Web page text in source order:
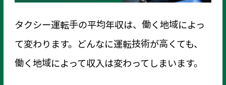
タクシー運転手の平均年収は、働く地域によっ
て変わります。どんなに運転技術が高くても、
働く地域によって収入は変わってしまいます。